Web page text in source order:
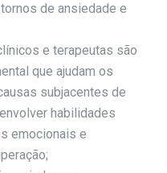
de ansiedade e
e terapeutas são
que ajudam os
subjacentes de
habilidades
emocionais e